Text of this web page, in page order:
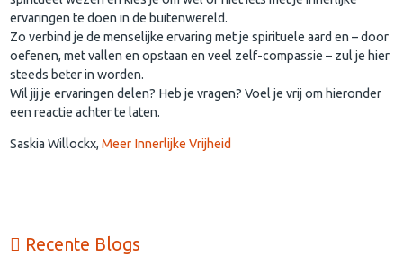
ervaringen te doen in de buitenwereld.
Zo verbind je de menselijke ervaring met je spirituele aard en – door
oefenen, met vallen en opstaan en veel zelf-compassie – zul je hier
steeds beter in worden.
Wil jij je ervaringen delen? Heb je vragen? Voel je vrij om hieronder
een reactie achter te laten.
Saskia Willockx,Meer Innerlijke Vrijheid
Recente Blogs